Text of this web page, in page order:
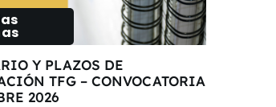
Y PLAZOS DE
TFG – CONVOCATORIA
2026